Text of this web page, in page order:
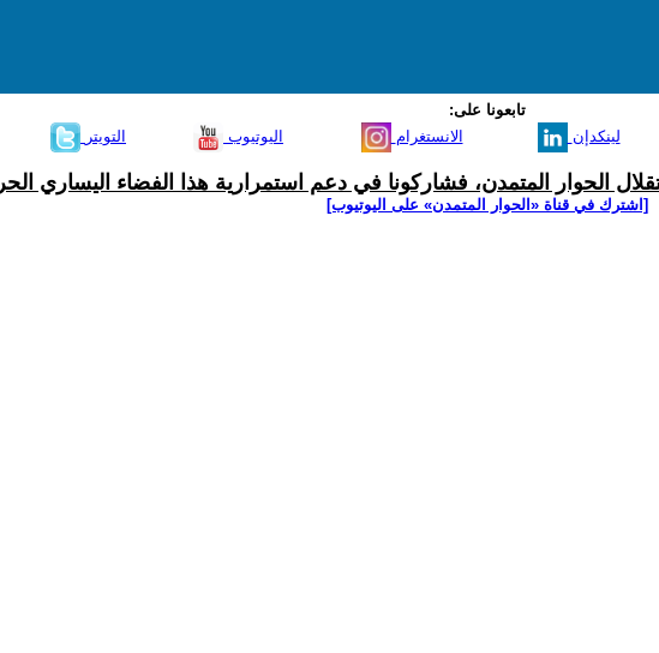
تابعونا على:
التويتر اليوتيوب الانستغرام لينكدإن
الحوار المتمدن، فشاركونا في دعم استمرارية هذا الفضاء اليساري الحر
[اشترك في قناة ‫«الحوار المتمدن» على اليوتيوب]